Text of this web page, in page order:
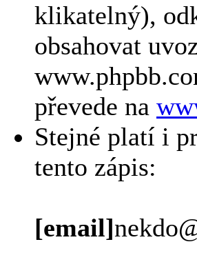
klikatelný),
obsahovat
převede na
Stejné platí i
tento zápis:
[email]